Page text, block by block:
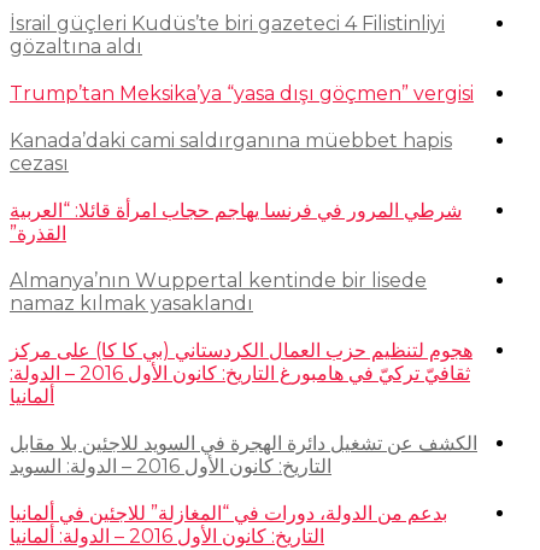
İsrail güçleri Kudüs’te biri gazeteci 4 Filistinliyi
gözaltına aldı
Trump’tan Meksika’ya “yasa dışı göçmen” vergisi
Kanada’daki cami saldırganına müebbet hapis
cezası
شرطي المرور في فرنسا يهاجم حجاب امرأة قائلا: “العربية
القذرة”
Almanya’nın Wuppertal kentinde bir lisede
namaz kılmak yasaklandı
هجوم لتنظيم حزب العمال الكردستاني (بي كا كا) على مركز
ثقافيّ تركيّ في هامبورغ التاريخ: كانون الأول 2016 – الدولة:
ألمانيا
الكشف عن تشغيل دائرة الهجرة في السويد للاجئين بلا مقابل
التاريخ: كانون الأول 2016 – الدولة: السويد
بدعم من الدولة، دورات في “المغازلة” للاجئين في ألمانيا
التاريخ: كانون الأول 2016 – الدولة: ألمانيا